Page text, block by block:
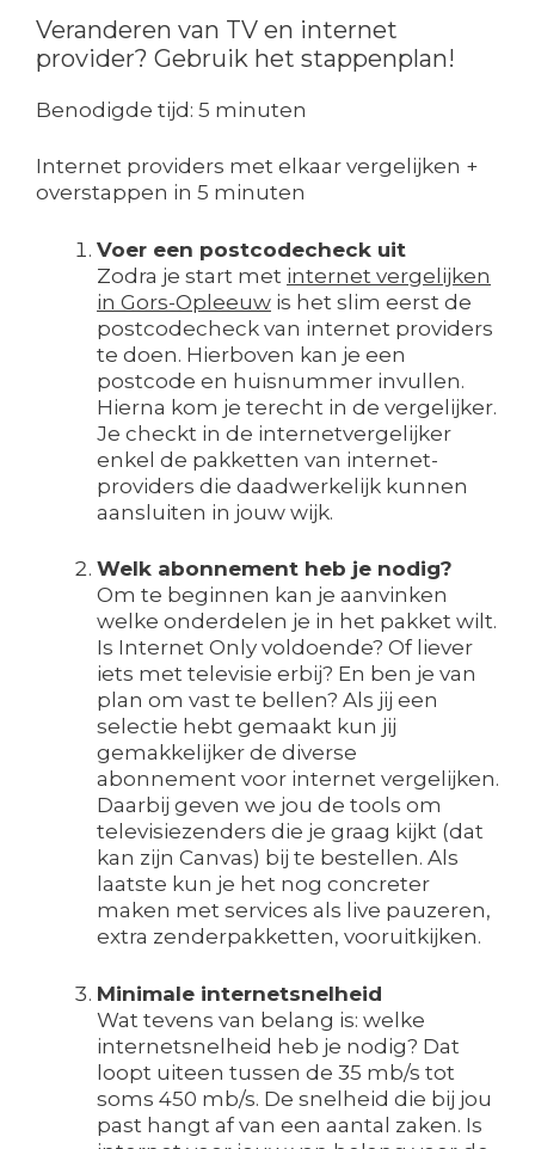
Veranderen van TV en internet
provider? Gebruik het stappenplan!
Benodigde tijd: 5 minuten
Internet providers met elkaar vergelijken +
overstappen in 5 minuten
Voer een postcodecheck uit
Zodra je start met internet vergelijken
in Gors-Opleeuw is het slim eerst de
postcodecheck van internet providers
te doen. Hierboven kan je een
postcode en huisnummer invullen.
Hierna kom je terecht in de vergelijker.
Je checkt in de internetvergelijker
enkel de pakketten van internet-
providers die daadwerkelijk kunnen
aansluiten in jouw wijk.
Welk abonnement heb je nodig?
Om te beginnen kan je aanvinken
welke onderdelen je in het pakket wilt.
Is Internet Only voldoende? Of liever
iets met televisie erbij? En ben je van
plan om vast te bellen? Als jij een
selectie hebt gemaakt kun jij
gemakkelijker de diverse
abonnement voor internet vergelijken.
Daarbij geven we jou de tools om
televisiezenders die je graag kijkt (dat
kan zijn Canvas) bij te bestellen. Als
laatste kun je het nog concreter
maken met services als live pauzeren,
extra zenderpakketten, vooruitkijken.
Minimale internetsnelheid
Wat tevens van belang is: welke
internetsnelheid heb je nodig? Dat
loopt uiteen tussen de 35 mb/s tot
soms 450 mb/s. De snelheid die bij jou
past hangt af van een aantal zaken. Is